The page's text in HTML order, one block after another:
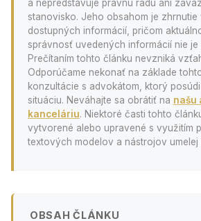
a nepredstavuje právnu radu ani
stanovisko. Jeho obsahom je zhrnutie
dostupných informácií, pričom
správnosť uvedených informácií nie je
Prečítaním tohto článku nevzniká
Odporúčame nekonať na základe
konzultácie s advokátom, ktorý
situáciu. Neváhajte sa obrátiť na našu
kanceláriu. Niektoré časti tohto
vytvorené alebo upravené s využitím
textových modelov a nástrojov umelej
OBSAH ČLÁNKU